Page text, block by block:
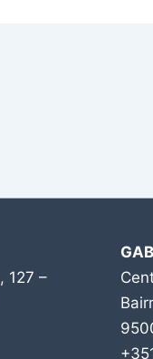
127 –